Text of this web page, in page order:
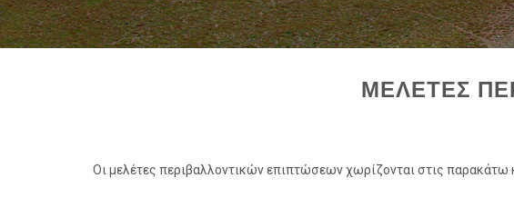
ΜΕΛΕΤΕΣ
Οι μελέτες περιβαλλοντικών επιπτώσεων χωρίζονται στις παρακάτω